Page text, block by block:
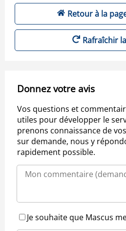
Retour à la
Rafraîchir
Donnez votre avis
Vos questions et
utiles pour développer le
prenons connaissance de
sur demande, nous y
rapidement possible.
Je souhaite que Mascus